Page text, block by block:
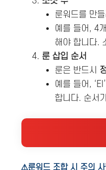
룬워드를 만
예를 들어, 4
해야 합니다.
룬 삽입 순서
룬은 반드시
예를 들어,
합니다. 순서
⚠룬워드 조합 시 주의